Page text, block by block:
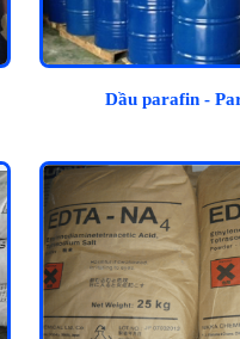
Dầu parafin -